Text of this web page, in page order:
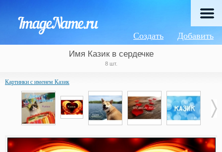
Добавить
Создать
Имя Казик в сердечке
8 шт.
Картинки с именем Казик